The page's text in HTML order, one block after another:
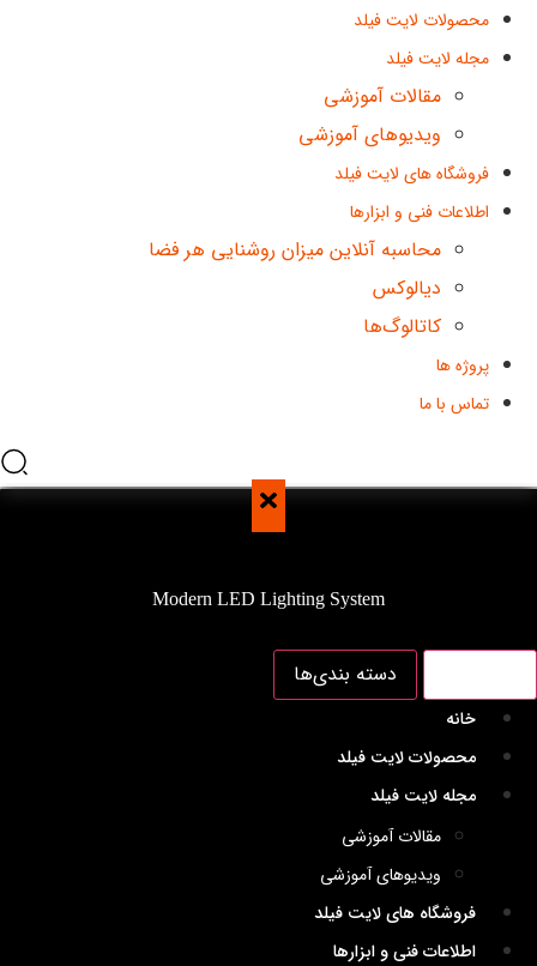
محصولات لایت فیلد
مجله لایت فیلد
مقالات آموزشی
ویدیوهای آموزشی
فروشگاه های لایت فیلد
اطلاعات فنی و ابزارها
محاسبه آنلاین میزان روشنایی هر فضا
دیالوکس
کاتالوگ‌ها
پروژه ها
تماس با ما
Modern LED Lighting System
دسته بندی‌ها
خانه
محصولات لایت فیلد
مجله لایت فیلد
مقالات آموزشی
ویدیوهای آموزشی
فروشگاه های لایت فیلد
اطلاعات فنی و ابزارها